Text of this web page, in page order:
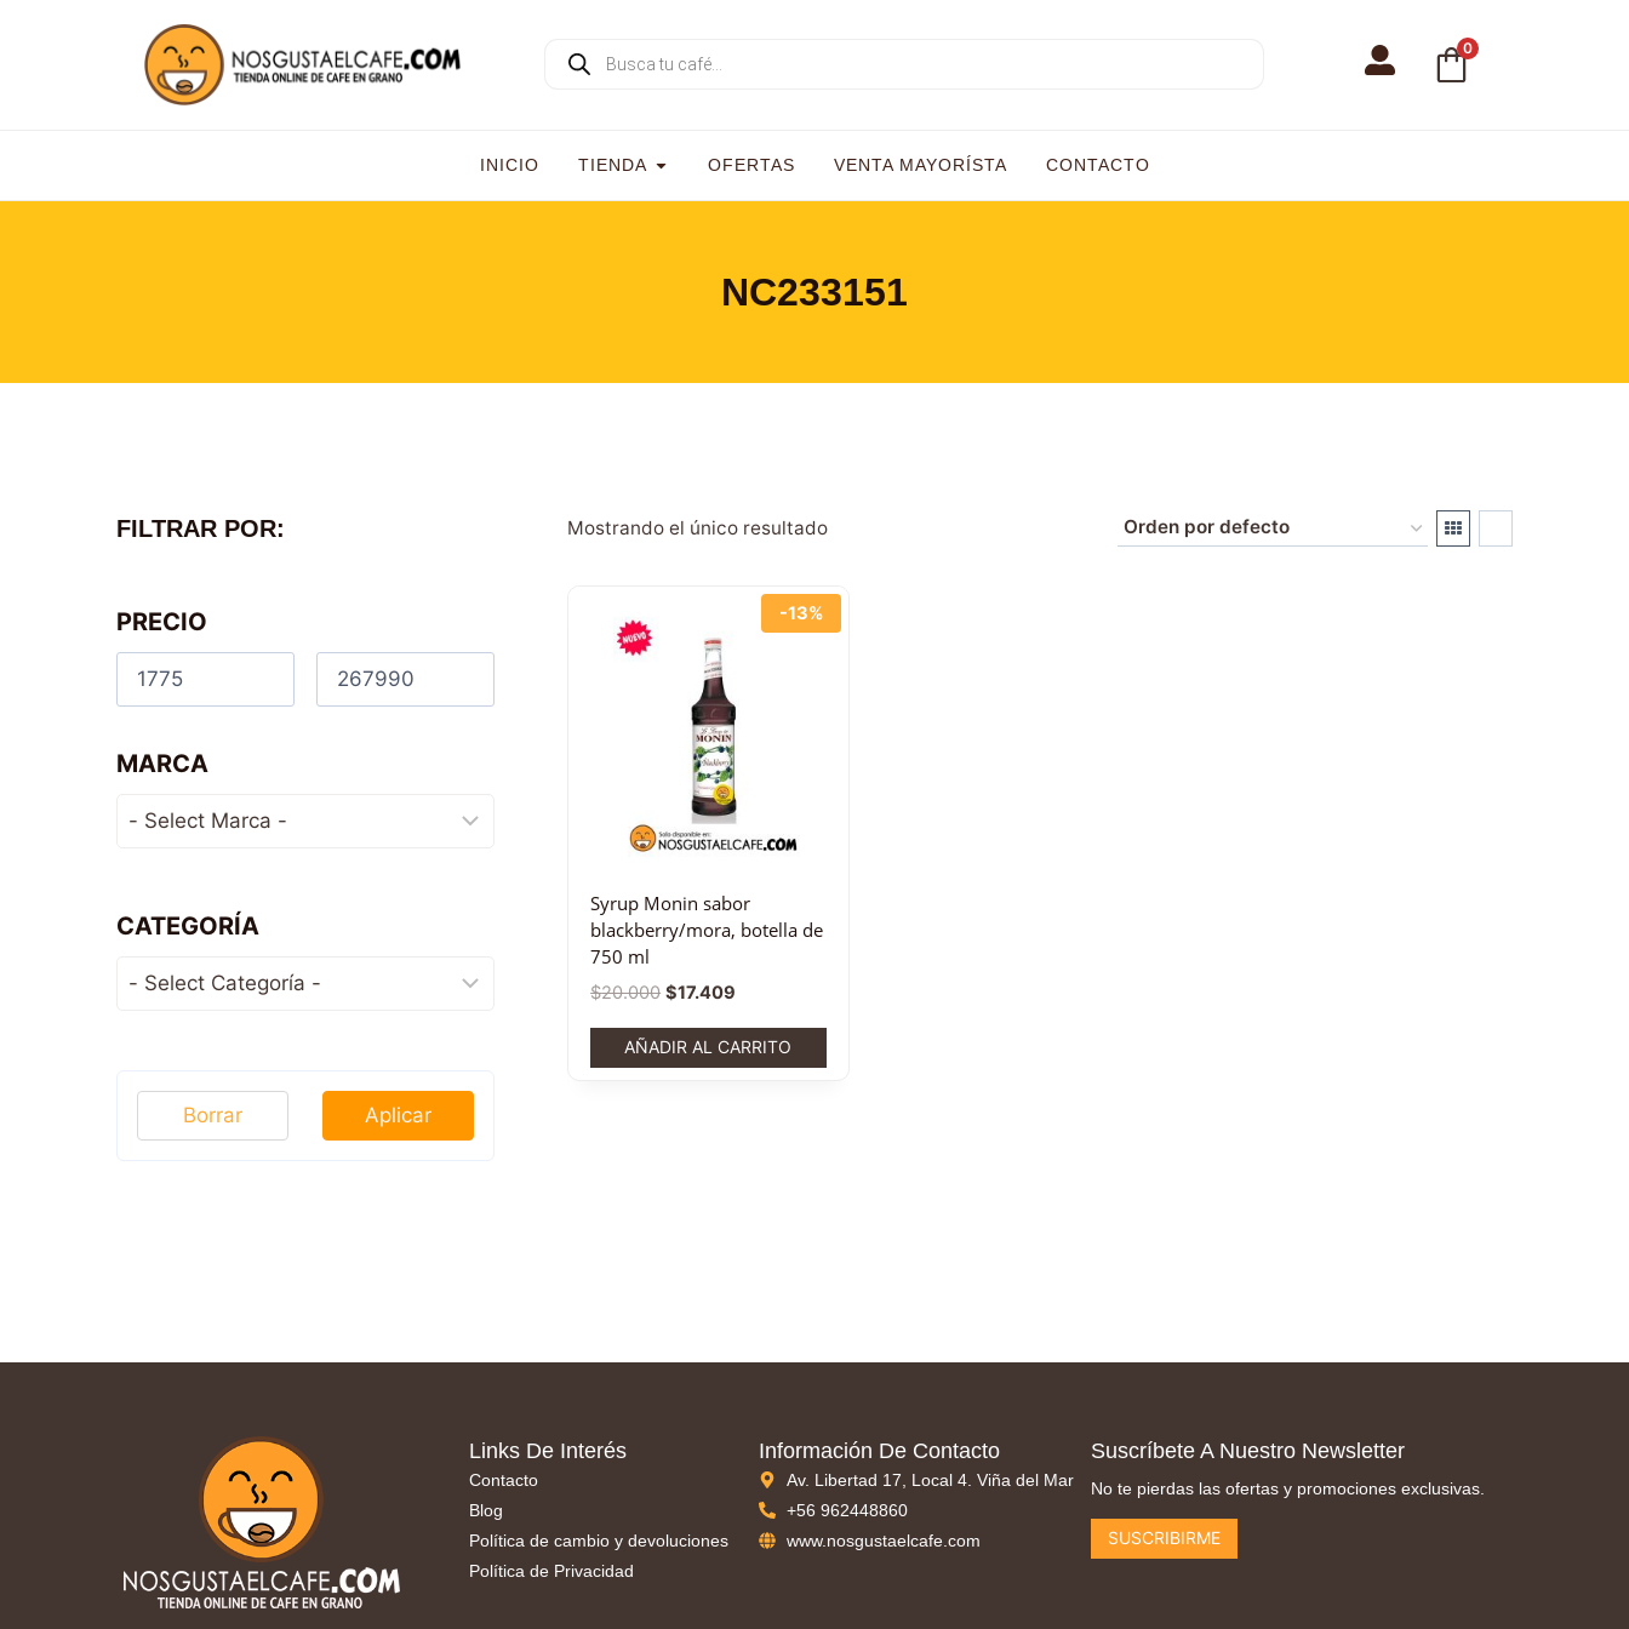
0
INICIO TIENDA OFERTAS VENTA MAYORÍSTA CONTACTO
NC233151
Mostrando el único resultado
-13%
Syrup Monin sabor
blackberry/mora, botella de
750 ml
$20.000 $17.409
AÑADIR AL CARRITO
FILTRAR POR:
PRECIO
MARCA
CATEGORÍA
Aplicar
Borrar
Links De Interés
Contacto
Blog
Política de cambio y devoluciones
Política de Privacidad
Información De Contacto
Av. Libertad 17, Local 4. Viña del Mar
+56 962448860
www.nosgustaelcafe.com
Suscríbete A Nuestro Newsletter
No te pierdas las ofertas y promociones exclusivas.
SUSCRIBIRME